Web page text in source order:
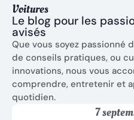
Voitures
Le blog pour les
avisés
Que vous soyez passionné
de conseils pratiques, ou
innovations, nous vous
comprendre, entretenir et
quotidien.
7